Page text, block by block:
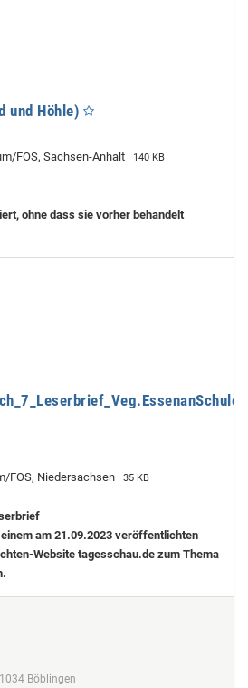
und Höhle)
FOS, Sachsen-Anhalt 140 KB
ohne dass sie vorher behandelt
FOS, Niedersachsen 35 KB
am 21.09.2023 veröffentlichten
Website tagesschau.de zum Thema
Böblingen